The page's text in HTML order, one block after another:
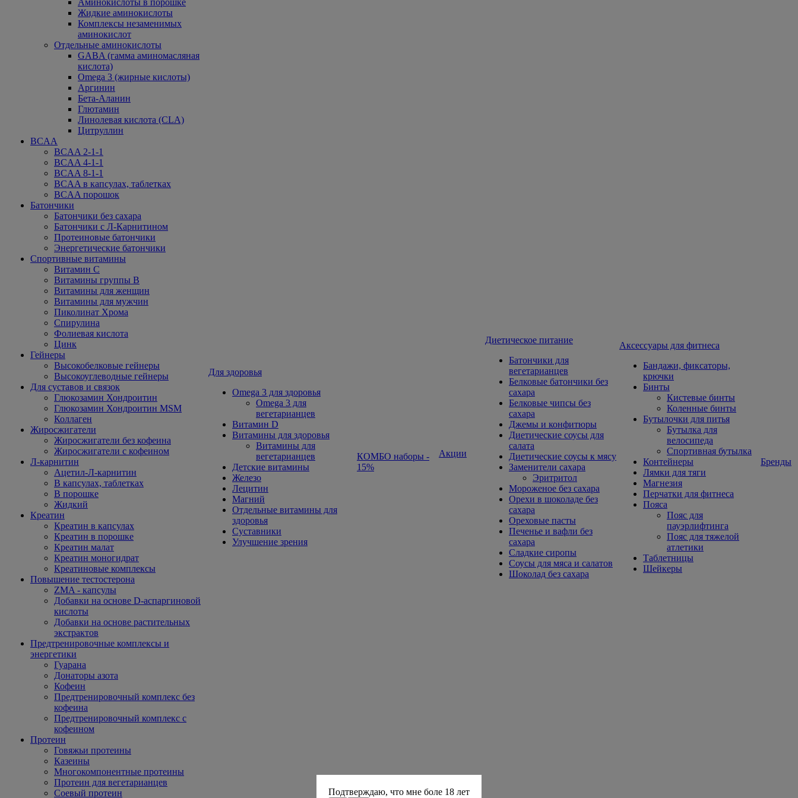
Аминокислоты в порошке
Жидкие аминокислоты
Комплексы незаменимых
аминокислот
Отдельные аминокислоты
GABA (гамма аминомасляная
кислота)
Omega 3 (жирные кислоты)
Аргинин
Бета-Аланин
Глютамин
Линолевая кислота (CLA)
Цитруллин
BCAA
BCAA 2-1-1
BCAA 4-1-1
BCAA 8-1-1
BCAA в капсулах, таблетках
BCAA порошок
Батончики
Батончики без сахара
Батончики с Л-Карнитином
Протеиновые батончики
Энергетические батончики
Спортивные витамины
Витамин С
Витамины группы В
Витамины для женщин
Витамины для мужчин
Пиколинат Хрома
Спирулина
Фолиевая кислота
Цинк
Гейнеры
Высокобелковые гейнеры
Высокоуглеводные гейнеры
Для суставов и связок
Глюкозамин Хондроитин
Глюкозамин Хондроитин MSM
Коллаген
Жиросжигатели
Жиросжигатели без кофеина
Жиросжигатели с кофеином
Л-карнитин
Ацетил-Л-карнитин
В капсулах, таблетках
В порошке
Жидкий
Креатин
Креатин в капсулах
Креатин в порошке
Креатин малат
Креатин моногидрат
Креатиновые комплексы
Повышение тестостерона
ZMA - капсулы
Добавки на основе D-аспаргиновой
кислоты
Добавки на основе растительных
экстрактов
Предтренировочные комплексы и
энергетики
Гуарана
Донаторы азота
Кофеин
Предтренировочный комплекс без
кофеина
Предтренировочный комплекс с
кофеином
Протеин
Говяжьи протеины
Казеины
Многокомпонентные протеины
Протеин для вегетарианцев
Соевый протеин
Для здоровья
Omega 3 для здоровья
Omega 3 для
вегетарианцев
Витамин D
Витамины для здоровья
Витамины для
вегетарианцев
Детские витамины
Железо
Лецитин
Магний
Отдельные витамины для
здоровья
Суставники
Улучшение зрения
КОМБО наборы -
15%
Акции
Диетическое питание
Батончики для
вегетарианцев
Белковые батончики без
сахара
Белковые чипсы без
сахара
Джемы и конфитюры
Диетические соусы для
салата
Диетические соусы к мясу
Заменители сахара
Эритритол
Мороженое без сахара
Орехи в шоколаде без
сахара
Ореховые пасты
Печенье и вафли без
сахара
Сладкие сиропы
Соусы для мяса и салатов
Шоколад без сахара
Aксессуары для фитнеса
Бандажи, фиксаторы,
крючки
Бинты
Кистевые бинты
Коленные бинты
Бутылочки для питья
Бутылка для
велосипеда
Спортивная бутылка
Контейнеры
Лямки для тяги
Магнезия
Перчатки для фитнеса
Пояса
Пояс для
пауэрлифтинга
Пояс для тяжелой
атлетики
Таблетницы
Шейкеры
Бренды
Подтверждаю, что мне боле 18 лет